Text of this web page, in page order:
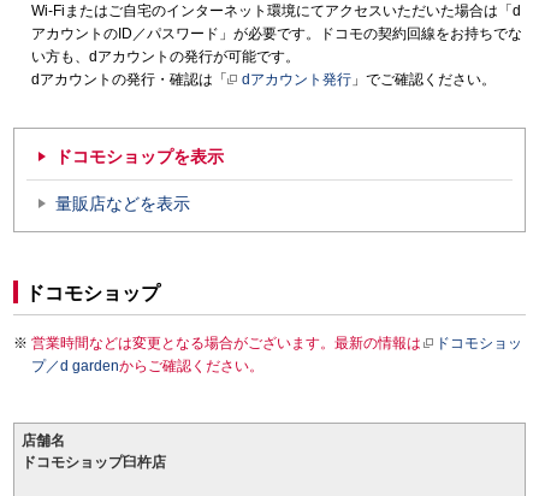
Wi-Fiまたはご自宅のインターネット環境にてアクセスいただいた場合は「d
アカウントのID／パスワード」が必要です。ドコモの契約回線をお持ちでな
い方も、dアカウントの発行が可能です。
dアカウントの発行・確認は「
dアカウント発行 」でご確認ください。
ドコモショップを表示
量販店などを表示
ドコモショップ
営業時間などは変更となる場合がございます。最新の情報は
ドコモショッ
プ／d gardenからご確認ください。
店舗名
ドコモショップ臼杵店